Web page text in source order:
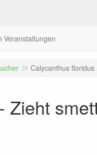
Veranstaltungen
Calycanthus
Zieht